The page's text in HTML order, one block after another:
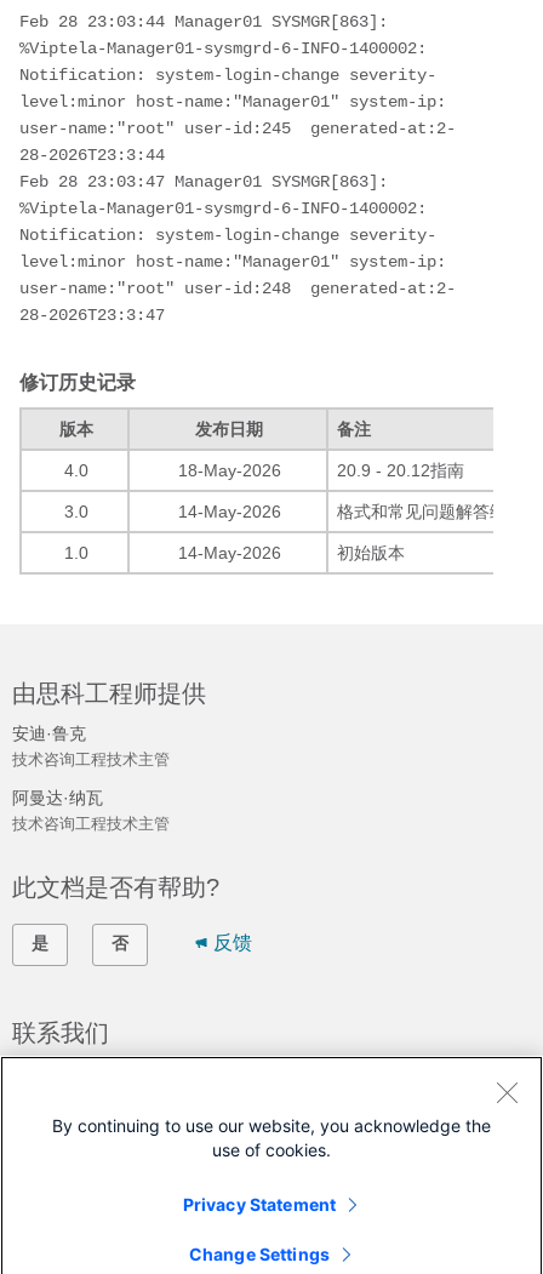
Feb 28 23:03:44 Manager01 SYSMGR[863]:
%Viptela-Manager01-sysmgrd-6-INFO-1400002:
Notification: system-login-change severity-
level:minor host-name:"Manager01" system-ip:
user-name:"root" user-id:245  generated-at:2-
28-2026T23:3:44
Feb 28 23:03:47 Manager01 SYSMGR[863]:
%Viptela-Manager01-sysmgrd-6-INFO-1400002:
Notification: system-login-change severity-
level:minor host-name:"Manager01" system-ip:
user-name:"root" user-id:248  generated-at:2-
28-2026T23:3:47
修订历史记录
版本 发布日期 备注
4.0 18-May-2026 20.9 - 20.12指南
3.0 14-May-2026 格式和常见问题解答编辑。
1.0 14-May-2026 初始版本
由思科工程师提供
安迪·鲁克
技术咨询工程技术主管
阿曼达·纳瓦
技术咨询工程技术主管
此文档是否有帮助?
是 否 反馈
联系我们
(需要思科服务合同
XE SD-WAN Routers
By continuing to use our website, you acknowledge the
use of cookies.
Privacy Statement
Change Settings